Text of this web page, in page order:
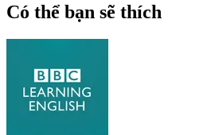
Có thể bạn sẽ thích